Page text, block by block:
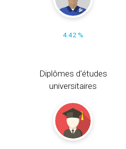
4.42 %
Diplômes d'études
universitaires